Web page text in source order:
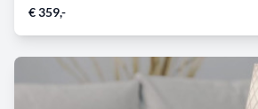
€ 359,-